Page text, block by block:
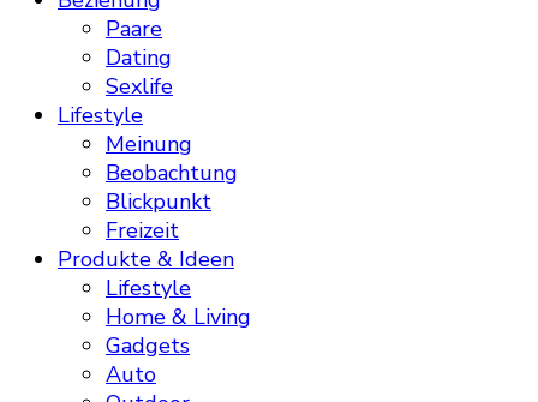
Paare
Dating
Sexlife
Lifestyle
Meinung
Beobachtung
Blickpunkt
Freizeit
Produkte & Ideen
Lifestyle
Home & Living
Gadgets
Auto